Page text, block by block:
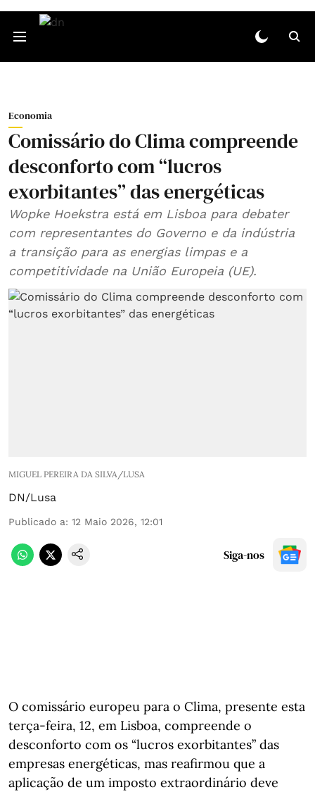
Economia
Comissário do Clima compreende
desconforto com “lucros
exorbitantes” das energéticas
Wopke Hoekstra está em Lisboa para debater
com representantes do Governo e da indústria
a transição para as energias limpas e a
competitividade na União Europeia (UE).
MIGUEL PEREIRA DA SILVA/LUSA
DN/Lusa
Publicado a: 12 Maio 2026, 12:01
Siga-nos
O comissário europeu para o Clima, presente esta
terça-feira, 12, em Lisboa, compreende o
desconforto com os “lucros exorbitantes” das
empresas energéticas, mas reafirmou que a
aplicação de um imposto extraordinário deve